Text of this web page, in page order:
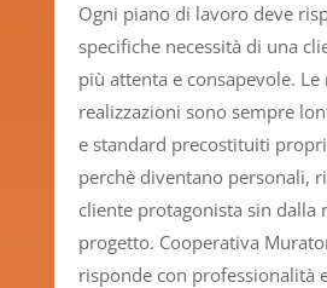
Ogni piano di lavoro deve
specifiche necessità di una
più attenta e consapevole. Le
realizzazioni sono sempre
e standard precostituiti
perchè diventano personali,
cliente protagonista sin dalla
progetto. Cooperativa
risponde con professionalità